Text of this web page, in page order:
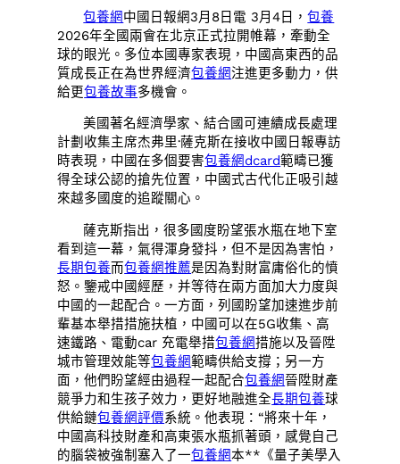
包養網中國日報網3月8日電 3月4日，包養
2026年全國兩會在北京正式拉開帷幕，牽動全
球的眼光。多位本國專家表現，中國高東西的品
質成長正在為世界經濟包養網注進更多動力，供
給更包養故事多機會。
美國著名經濟學家、結合國可連續成長處理
計劃收集主席杰弗里·薩克斯在接收中國日報專訪
時表現，中國在多個要害包養網dcard範疇已獲
得全球公認的搶先位置，中國式古代化正吸引越
來越多國度的追蹤關心。
薩克斯指出，很多國度盼望張水瓶在地下室
看到這一幕，氣得渾身發抖，但不是因為害怕，
長期包養而包養網推薦是因為對財富庸俗化的憤
怒。鑒戒中國經歷，并等待在兩方面加大力度與
中國的一起配合。一方面，列國盼望加速進步前
輩基本舉措措施扶植，中國可以在5G收集、高
速鐵路、電動car 充電舉措包養網措施以及晉陞
城市管理效能等包養網範疇供給支撐；另一方
面，他們盼望經由過程一起配合包養網晉陞財產
競爭力和生孩子效力，更好地融進全長期包養球
供給鏈包養網評價系統。他表現：“將來十年，
中國高科技財產和高東張水瓶抓著頭，感覺自己
的腦袋被強制塞入了一包養網本**《量子美學入